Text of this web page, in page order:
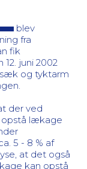
blev
fra
fik
juni 2002
og tyktarm
der ved
lækage
5 - 8 % af
at det også
kan opstå